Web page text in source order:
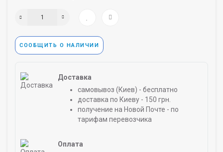
СООБЩИТЬ О НАЛИЧИИ
Доставка
самовывоз (Киев) - бесплатно
доставка по Киеву - 150 грн.
получение на Новой Почте - по
тарифам перевозчика
Оплата